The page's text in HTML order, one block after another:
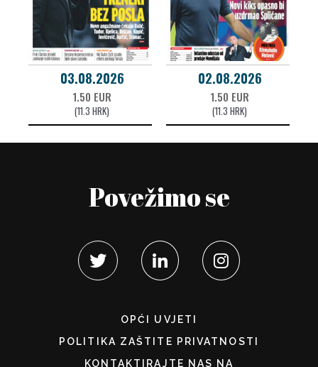
03.08.2026
1.50 EUR
(11.3 HRK)
02.08.2026
1.50 EUR
(11.3 HRK)
Povežimo se
OPĆI UVJETI
POLITIKA ZAŠTITE PRIVATNOSTI
KONTAKTIRAJTE NAS NA